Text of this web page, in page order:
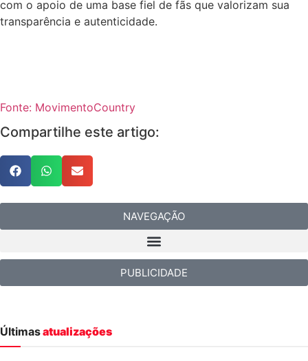
com o apoio de uma base fiel de fãs que valorizam sua
transparência e autenticidade.
Fonte: MovimentoCountry
Compartilhe este artigo:
NAVEGAÇÃO
PUBLICIDADE
Últimasatualizações